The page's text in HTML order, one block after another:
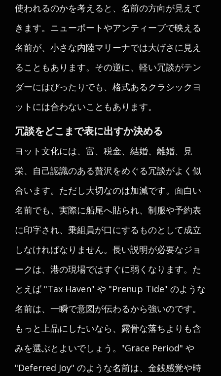
使われるのかを考えると、名前の方向が見えて
きます。ニューポートやアンティーブで映える
名前が、小さな内陸マリーナでは大げさに見え
ることもあります。その逆に、軽い冗談がテン
ダーにはぴったりでも、格式あるクラシックヨ
ットには合わないこともあります。
冗談をどこまで表に出すか決める
ヨット文化には、富、税金、結婚、離婚、見
栄、自己認識のある贅沢をめぐる冗談がよく似
合います。ただし大切なのは加減です。面白い
名前でも、実際に船尾へ貼られ、制服や予約表
に印字され、乗組員が口にするものとして成立
しなければなりません。長い説明が必要なジョ
ークは、港の現場ではすぐに弱くなります。た
とえば "Tax Haven" や "Prenup Tide" のような
名前は、一瞬で意図が伝わるから強いのです。
もっと上品にしたいなら、露骨な落ちよりも含
みを選ぶとよいでしょう。"Grace Period" や
"Deferred Joy" のような名前は、金銭感覚や時